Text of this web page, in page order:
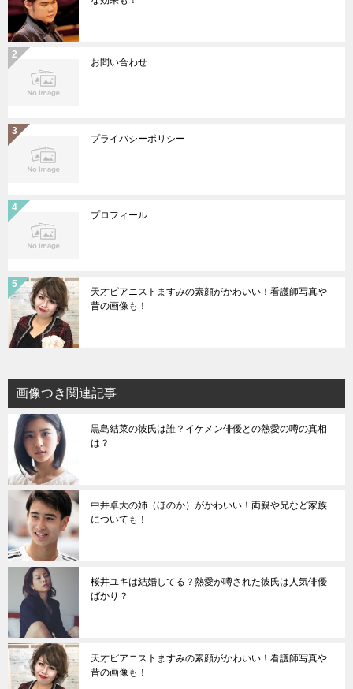
お問い合わせ
プライバシーポリシー
プロフィール
天才ピアニストますみの素顔がかわいい！看護師写真や
昔の画像も！
画像つき関連記事
黒島結菜の彼氏は誰？イケメン俳優との熱愛の噂の真相
は？
中井卓大の姉（ほのか）がかわいい！両親や兄など家族
についても！
桜井ユキは結婚してる？熱愛が噂された彼氏は人気俳優
ばかり？
天才ピアニストますみの素顔がかわいい！看護師写真や
昔の画像も！